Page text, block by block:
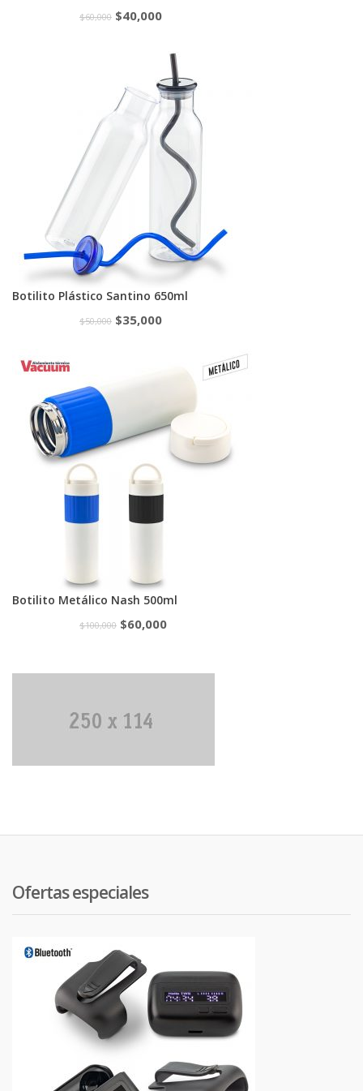
$60,000 $40,000
Botilito Plástico Santino 650ml
$50,000 $35,000
Botilito Metálico Nash 500ml
$100,000 $60,000
Ofertas especiales